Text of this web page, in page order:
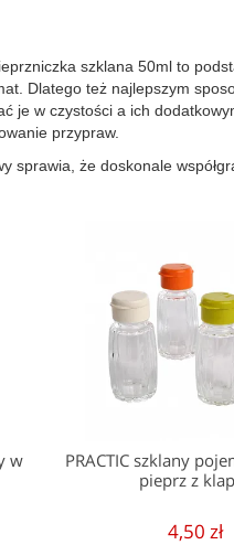
szklana 50ml to
Dlatego też najlepszym
je w czystości a ich
przypraw.
sprawia, że doskonale
w
PRACTIC szklany
pieprz z
4,50 zł